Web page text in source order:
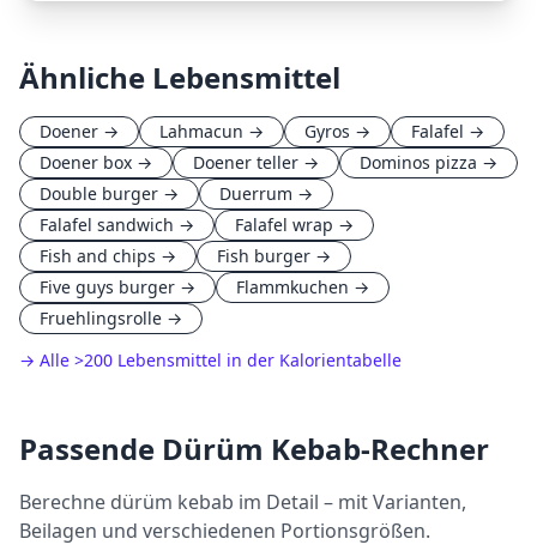
Ähnliche Lebensmittel
Doener → Lahmacun → Gyros → Falafel →
Doener box → Doener teller → Dominos pizza →
Double burger → Duerrum →
Falafel sandwich → Falafel wrap →
Fish and chips → Fish burger →
Five guys burger → Flammkuchen →
Fruehlingsrolle →
→ Alle >200 Lebensmittel in der Kalorientabelle
Passende Dürüm Kebab-Rechner
Berechne dürüm kebab im Detail – mit Varianten,
Beilagen und verschiedenen Portionsgrößen.